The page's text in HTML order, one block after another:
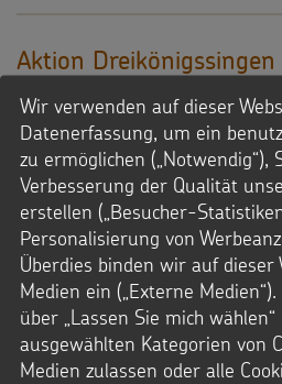
Aktion
Kinderleben in Bolivien.
Datei Info
Dateigröße: 52,9 KB
© Kindermissionswerk
Downloads
RTF-Datei
Wir verwenden auf dieser
Datenerfassung, um ein
zu ermöglichen („Notwendig“),
Verbesserung der Qualität
erstellen („Besucher-
Personalisierung von
Überdies binden wir auf dieser
Medien ein („Externe
über „Lassen Sie mich
ausgewählten Kategorien von
Medien zulassen oder alle